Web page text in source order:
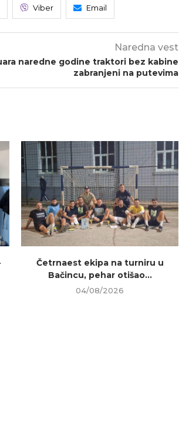
Viber Email
Naredna vest
naredne godine traktori bez kabine
zabranjeni na putevima
Četrnaest ekipa na turniru u
Bačincu, pehar otišao...
04/08/2026